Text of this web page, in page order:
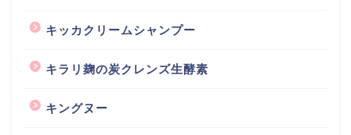
キッカクリームシャンプー
キラリ麹の炭クレンズ生酵素
キングヌー